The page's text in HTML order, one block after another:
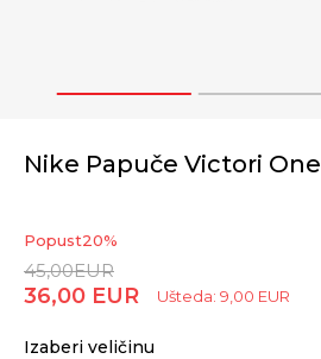
1 2
Nike Papuče Victori One
Popust20%
45,00EUR
36,00 EUR Ušteda: 9,00 EUR
Izaberi veličinu